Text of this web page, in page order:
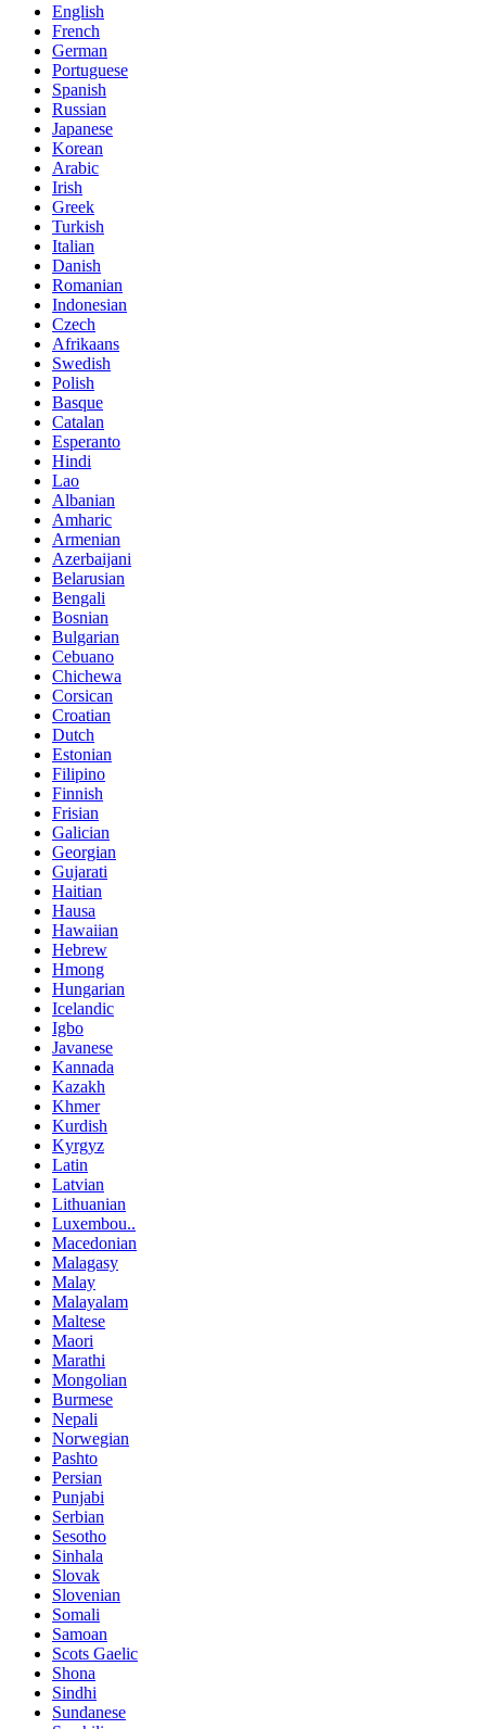
English
French
German
Portuguese
Spanish
Russian
Japanese
Korean
Arabic
Irish
Greek
Turkish
Italian
Danish
Romanian
Indonesian
Czech
Afrikaans
Swedish
Polish
Basque
Catalan
Esperanto
Hindi
Lao
Albanian
Amharic
Armenian
Azerbaijani
Belarusian
Bengali
Bosnian
Bulgarian
Cebuano
Chichewa
Corsican
Croatian
Dutch
Estonian
Filipino
Finnish
Frisian
Galician
Georgian
Gujarati
Haitian
Hausa
Hawaiian
Hebrew
Hmong
Hungarian
Icelandic
Igbo
Javanese
Kannada
Kazakh
Khmer
Kurdish
Kyrgyz
Latin
Latvian
Lithuanian
Luxembou..
Macedonian
Malagasy
Malay
Malayalam
Maltese
Maori
Marathi
Mongolian
Burmese
Nepali
Norwegian
Pashto
Persian
Punjabi
Serbian
Sesotho
Sinhala
Slovak
Slovenian
Somali
Samoan
Scots Gaelic
Shona
Sindhi
Sundanese